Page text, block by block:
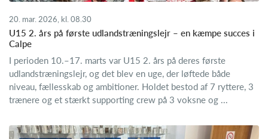
20. mar. 2026, kl. 08.30
U15 2. års på første udlandstræningslejr – en kæmpe succes i
Calpe
I perioden 10.–17. marts var U15 2. års på deres første
udlandstræningslejr, og det blev en uge, der løftede både
niveau, fællesskab og ambitioner. Holdet bestod af 7 ryttere, 3
trænere og et stærkt supporting crew på 3 voksne og ...